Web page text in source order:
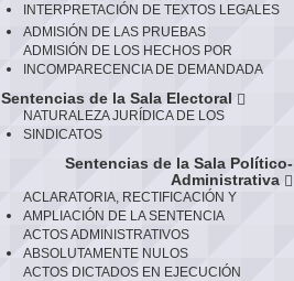
INTERPRETACIÓN DE TEXTOS LEGALES
ADMISIÓN DE LAS PRUEBAS
ADMISIÓN DE LOS HECHOS POR
INCOMPARECENCIA DE DEMANDADA
Sentencias de la Sala Electoral
NATURALEZA JURÍDICA DE LOS
SINDICATOS
Sentencias de la Sala Político-
Administrativa
ACLARATORIA, RECTIFICACIÓN Y
AMPLIACIÓN DE LA SENTENCIA
ACTOS ADMINISTRATIVOS
ABSOLUTAMENTE NULOS
ACTOS DICTADOS EN EJECUCIÓN